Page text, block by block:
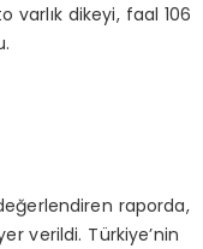
varlık dikeyi, faal 106
raporda,
verildi. Türkiye’nin